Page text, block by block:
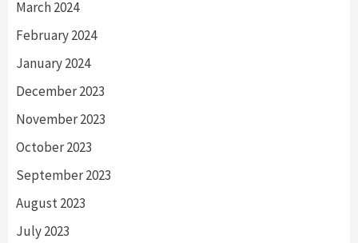
March 2024
February 2024
January 2024
December 2023
November 2023
October 2023
September 2023
August 2023
July 2023